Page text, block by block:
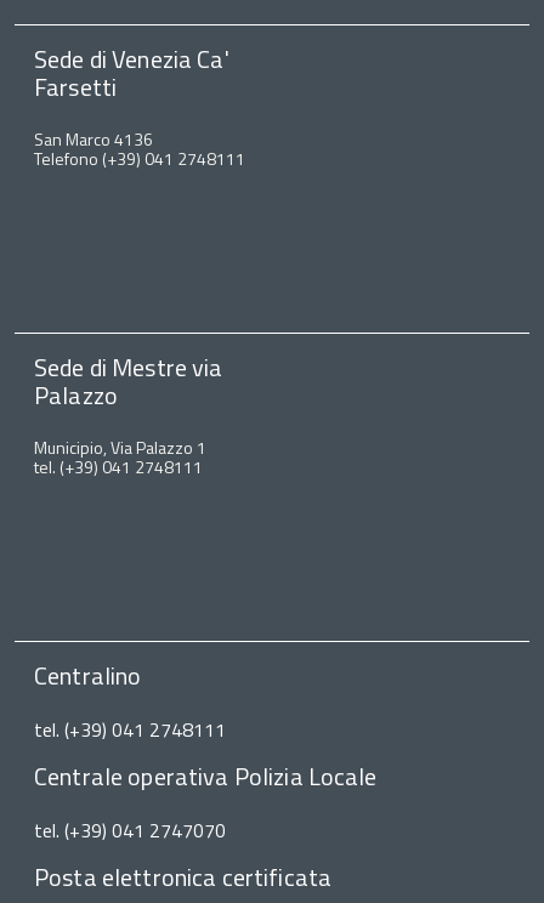
Sede di Venezia Ca'
Farsetti
San Marco 4136
Telefono (+39) 041 2748111
Sede di Mestre via
Palazzo
Municipio, Via Palazzo 1
tel. (+39) 041 2748111
Centralino
tel. (+39) 041 2748111
Centrale operativa Polizia Locale
tel. (+39) 041 2747070
Posta elettronica certificata